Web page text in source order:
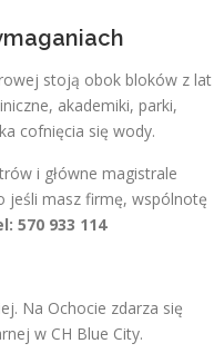
stoją obok bloków z lat
akademiki, parki,
cofnięcia się wody.
i główne magistrale
jeśli masz firmę, wspólnotę
570 933 114
Na Ochocie zdarza się
w CH Blue City.